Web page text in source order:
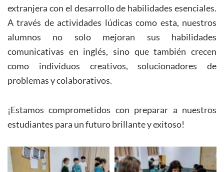
extranjera con el desarrollo de habilidades esenciales.
A través de actividades lúdicas como esta, nuestros
alumnos no solo mejoran sus habilidades
comunicativas en inglés, sino que también crecen
como individuos creativos, solucionadores de
problemas y colaborativos.
¡Estamos comprometidos con preparar a nuestros
estudiantes para un futuro brillante y exitoso!